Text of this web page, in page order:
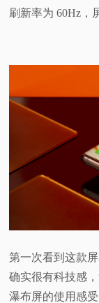
刷新率为 60Hz，
第一次看到这款
确实很有科技感
瀑布屏的使用感